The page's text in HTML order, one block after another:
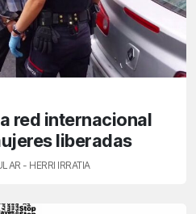
red internacional
liberadas
- HERRI IRRATIA